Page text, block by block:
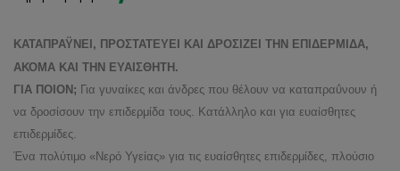
ΚΑΤΑΠΡΑΫΝΕΙ, ΠΡΟΣΤΑΤΕΥΕΙ ΚΑΙ ΔΡΟΣΙΖΕΙ ΤΗΝ ΕΠΙΔΕΡΜΙΔΑ,
ΑΚΟΜΑ ΚΑΙ ΤΗΝ ΕΥΑΙΣΘΗΤΗ.
ΓΙΑ ΠΟΙΟΝ; Για γυναίκες και άνδρες που θέλουν να καταπραΰνουν ή
να δροσίσουν την επιδερμίδα τους. Κατάλληλο και για ευαίσθητες
επιδερμίδες.
Ένα πολύτιμο «Νερό Υγείας» για τις ευαίσθητες επιδερμίδες, πλούσιο